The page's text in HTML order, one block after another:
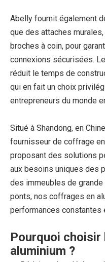
Abelly fournit également
que des attaches
broches à coin, pour
connexions sécurisées.
réduit le temps de
qui en fait un choix
entrepreneurs du monde
Situé à Shandong, en
fournisseur de coffrage
proposant des solutions
aux besoins uniques des
des immeubles de
ponts, nos coffrages en
performances constantes
Pourquoi
aluminium ?